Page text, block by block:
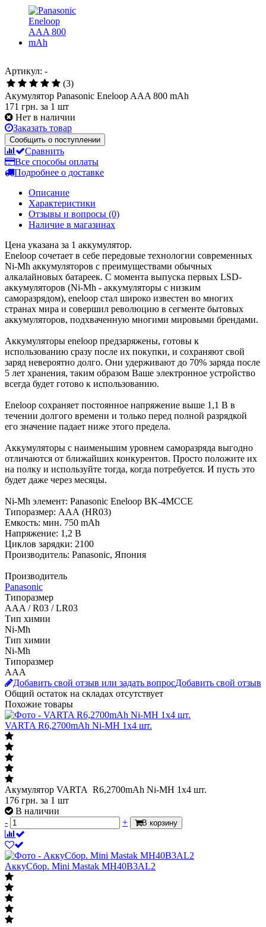
Артикул: -
(3)
Акумулятор Panasonic Eneloop AAA 800 mAh
171 грн. за 1 шт
Нет в наличии
Заказать товар
Сообщить о поступлении
Сравнить
Все способы оплаты
Подробнее о доставке
Описание
Характеристики
Отзывы и вопросы (0)
Наличие в магазинах
Цена указана за 1 аккумулятор.
Eneloop сочетает в себе передовые технологии современных
Ni-Mh аккумуляторов с преимуществами обычных
алкалайновых батареек. С момента выпуска первых LSD-
аккумуляторов (Ni-Mh - аккумуляторы с низким
саморазрядом), eneloop стал широко известен во многих
странах мира и совершил революцию в сегменте бытовых
аккумуляторов, подхваченную многими мировыми брендами.
Аккумуляторы eneloop предзаряжены, готовы к
использованию сразу после их покупки, и сохраняют свой
заряд невероятно долго. Они удерживают до 70% заряда после
5 лет хранения, таким образом Ваше электронное устройство
всегда будет готово к использованию.
Eneloop сохраняет постоянное напряжение выше 1,1 В в
течении долгого времени и только перед полной разрядкой
его значение падает ниже этого предела.
Аккумуляторы с наименьшим уровнем саморазряда выгодно
отличаются от ближайших конкурентов. Просто положите их
на полку и используйте тогда, когда потребуется. И пусть это
будет даже через месяцы.
Ni-Mh элемент: Panasonic Eneloop BK-4MCCE
Типоразмер: ААА (HR03)
Емкость: мин. 750 mAh
Напряжение: 1,2 В
Циклов зарядки: 2100
Производитель: Panasonic, Япония
Производитель
Panasonic
Типоразмер
AAA / R03 / LR03
Тип химии
Ni-Mh
Тип химии
Ni-Mh
Типоразмер
AAA
Добавить свой отзыв или задать вопросДобавить свой отзыв
Общий остаток на складах отсутствует
Похожие товары
VARTA R6,2700mAh Ni-MH 1х4 шт.
Акумулятор VARTA R6,2700mAh Ni-MH 1х4 шт.
176 грн. за 1 шт
В наличии
-
+ В корзину
АккуСбор. Mini Mastak MH40B3AL2